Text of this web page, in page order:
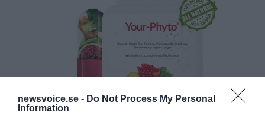
newsvoice.se - Do Not Process My Personal
Information